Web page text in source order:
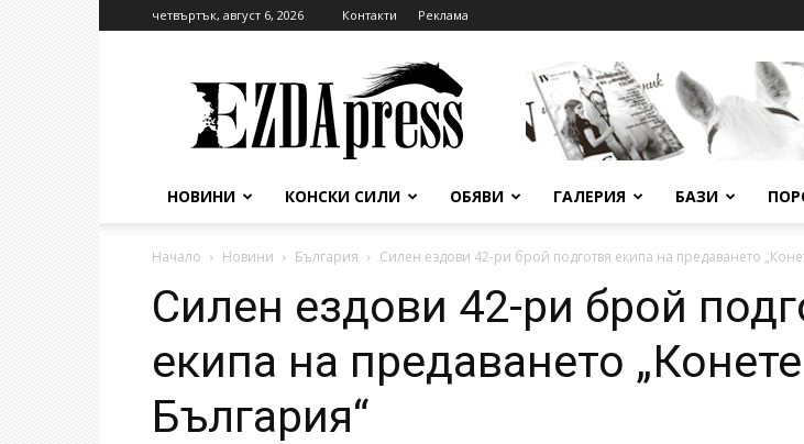
четвъртък, август 6, 2026 Контакти Реклама
НОВИНИ КОНСКИ СИЛИ ОБЯВИ ГАЛЕРИЯ БАЗИ
Начало Новини България Силен ездови 42-ри брой подготвя екипа на предаването
Силен ездови 42-ри брой
екипа на предаването
България“